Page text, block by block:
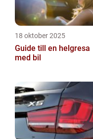
18 oktober 2025
Guide till en helgresa
med bil